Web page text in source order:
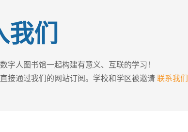
我们
字人图书馆一起构建有意义、互联的学习！
接通过我们的网站订阅。学校和学区被邀请联系我们